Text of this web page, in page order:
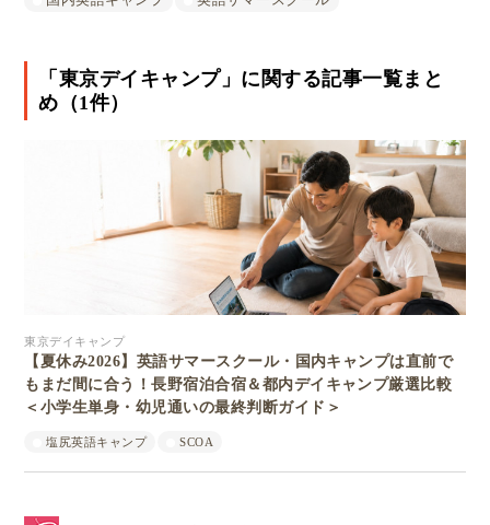
「東京デイキャンプ」に関する記事一覧まと
め（1件）
東京デイキャンプ
【夏休み2026】英語サマースクール・国内キャンプは直前で
もまだ間に合う！長野宿泊合宿＆都内デイキャンプ厳選比較
＜小学生単身・幼児通いの最終判断ガイド＞
塩尻英語キャンプ SCOA